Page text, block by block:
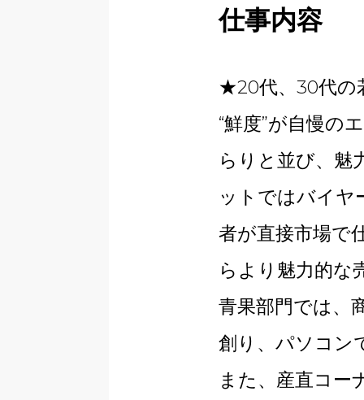
仕事内容
★20代、30代の
“鮮度”が自慢の
らりと並び、魅
ットではバイヤ
者が直接市場で
らより魅力的な
青果部門では、
創り、パソコン
また、産直コー